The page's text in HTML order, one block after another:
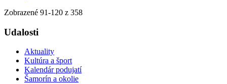
Zobrazené 91-120 z 358
Udalosti
Aktuality
Kultúra a šport
Kalendár podujatí
Šamorín a okolie